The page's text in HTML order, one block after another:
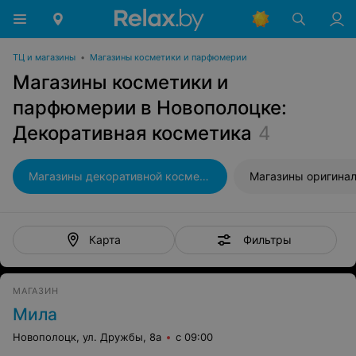
ТЦ и магазины • Магазины косметики и парфюмерии
Магазины косметики и
парфюмерии в Новополоцке:
Декоративная косметика 4
Магазины декоративной косметики
Карта Фильтры
МАГАЗИН
Мила
Новополоцк, ул. Дружбы, 8а с 09:00